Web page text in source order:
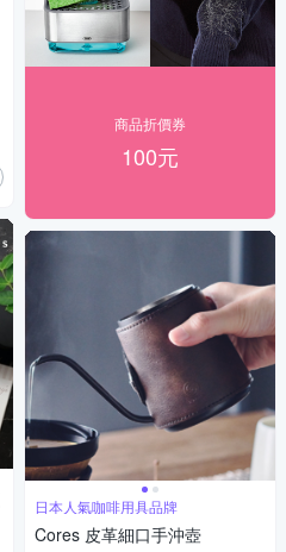
商品折價券
100元
日本人氣咖啡用具品牌
Cores 皮革細口手沖壺